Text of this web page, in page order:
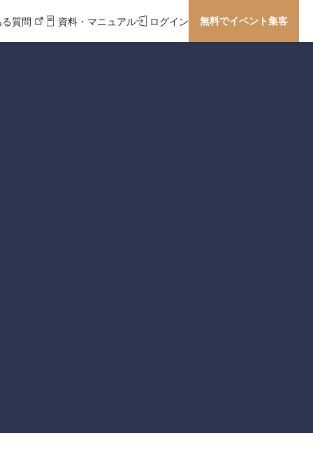
る質問 資料・マニュアル ログイン 無料でイベント集客